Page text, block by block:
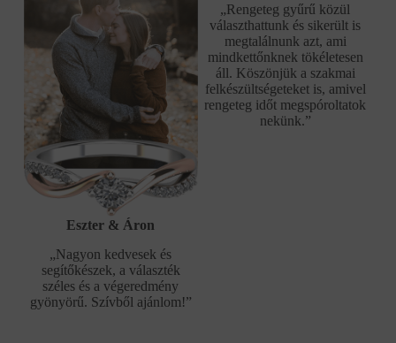
Eszter & Áron
„Nagyon kedvesek és
segítőkészek, a választék
széles és a végeredmény
gyönyörű. Szívből ajánlom!”
„Rengeteg gyűrű közül
választhattunk és sikerült is
megtalálnunk azt, ami
mindkettőnknek tökéletesen
áll. Köszönjük a szakmai
felkészültségeteket is, amivel
rengeteg időt megspóroltatok
nekünk.”